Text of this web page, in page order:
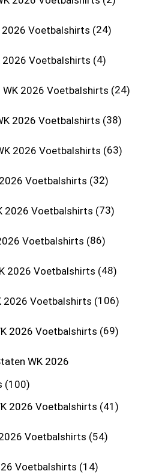
2026 Voetbalshirts 24
2026 Voetbalshirts 4
2026 Voetbalshirts 24
2026 Voetbalshirts 38
2026 Voetbalshirts 63
Voetbalshirts 32
2026 Voetbalshirts 73
Voetbalshirts 86
2026 Voetbalshirts 48
2026 Voetbalshirts 106
2026 Voetbalshirts 69
WK 2026
100
2026 Voetbalshirts 41
Voetbalshirts 54
Voetbalshirts 14